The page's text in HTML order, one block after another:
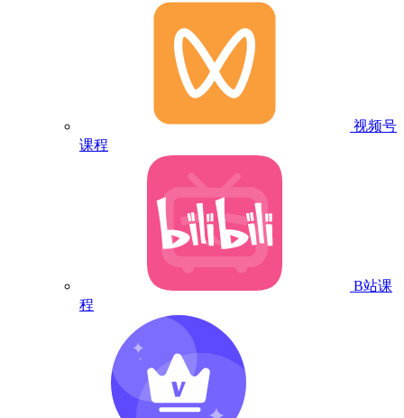
视频号
课程
B站课
程